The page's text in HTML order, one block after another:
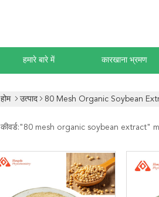
हमारे बारे में कारखाना भ्रमण
होम उत्पाद 80 Mesh Organic Soybean
कीवर्ड:" 80 mesh organic soybean extract"